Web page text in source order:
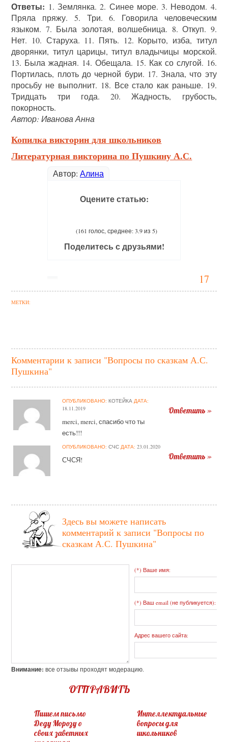
17
Ответы: 1. Землянка. 2. Синее море. 3. Неводом. 4.
Пряла пряжу. 5. Три. 6. Говорила человеческим
языком. 7. Была золотая, волшебница. 8. Откуп. 9.
Нет. 10. Старуха. 11. Пять. 12. Корыто, изба, титул
дворянки, титул царицы, титул владычицы морской.
13. Была жадная. 14. Обещала. 15. Как со слугой. 16.
Портилась, плоть до черной бури. 17. Знала, что эту
просьбу не выполнит. 18. Все стало как раньше. 19.
Тридцать три года. 20. Жадность, грубость,
покорность.
Автор: Иванова Анна
Копилка викторин для школьников
Литературная викторина по Пушкину А.С.
Автор: Алина
Оцените статью:
(161 голос, среднее: 3.9 из 5)
Поделитесь с друзьями!
МЕТКИ:
Комментарии к записи "Вопросы по сказкам А.С.
Пушкина"
ОПУБЛИКОВАНО: КОТЕЙКА ДАТА:
18.11.2019
merci, merci, спасибо что ты
есть!!!
Ответить »
ОПУБЛИКОВАНО: СЧС ДАТА: 23.01.2020
СЧСЯ! Ответить »
Здесь вы можете написать
комментарий к записи "Вопросы по
сказкам А.С. Пушкина"
(*) Ваше имя:
(*) Ваш email (не публикуется):
Адрес вашего сайта:
Внимание: все отзывы проходят модерацию.
ОТПРАВИТЬ
Пишем письмо
Деду Морозу о
своих заветных
Интеллектуальные
вопросы для
школьников